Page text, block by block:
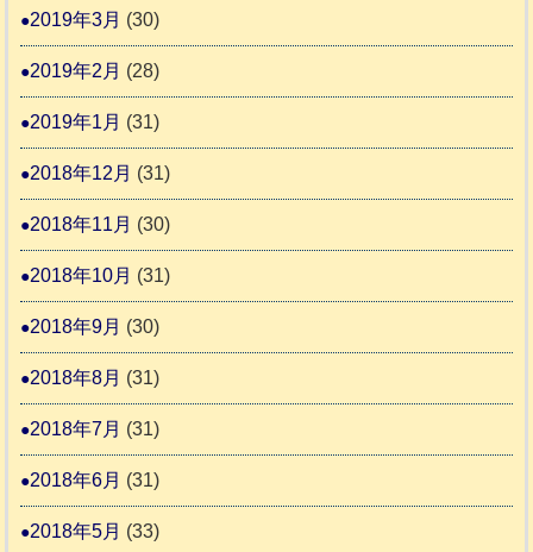
2019年3月 (30)
2019年2月 (28)
2019年1月 (31)
2018年12月 (31)
2018年11月 (30)
2018年10月 (31)
2018年9月 (30)
2018年8月 (31)
2018年7月 (31)
2018年6月 (31)
2018年5月 (33)